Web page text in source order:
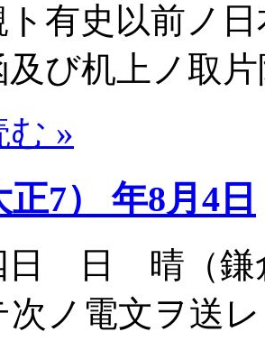
ト有史以前ノ
び机上ノ取片
»
正7） 年8月4日
日 晴（鎌
次ノ電文ヲ送